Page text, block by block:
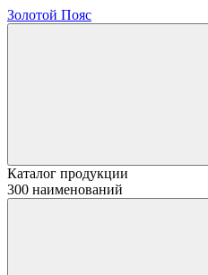
Золотой Пояс
Каталог продукции
300 наименований